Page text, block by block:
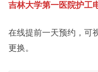
吉林大学第一医院护工
在线提前一天预约，可
更换。